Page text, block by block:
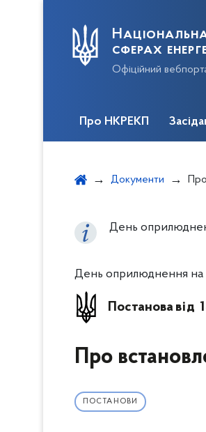
сферах
Офіційний
Про НКРЕКП
Документи
День
День оприлюднення на
Постанова від
Про
ПОСТАНОВИ